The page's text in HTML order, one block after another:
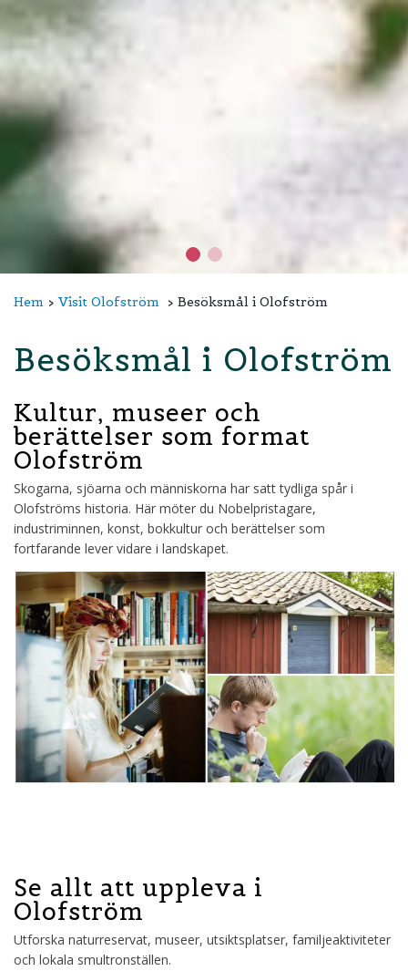
Hem Visit Olofström Besöksmål i Olofström
Besöksmål i Olofström
Kultur, museer och
berättelser som format
Olofström
Skogarna, sjöarna och människorna har satt tydliga spår i
Olofströms historia. Här möter du Nobelpristagare,
industriminnen, konst, bokkultur och berättelser som
fortfarande lever vidare i landskapet.
Se allt att uppleva i
Olofström
Utforska naturreservat, museer, utsiktsplatser, familjeaktiviteter
och lokala smultronställen.